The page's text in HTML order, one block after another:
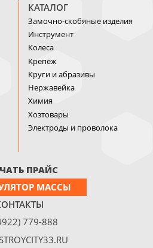
КАТАЛОГ
Замочно-скобяные изделия
Инструмент
Колеса
Крепёж
Круги и абразивы
Нержавейка
Химия
Хозтовары
Электроды и проволока
ПРАЙС
МАССЫ
779-888